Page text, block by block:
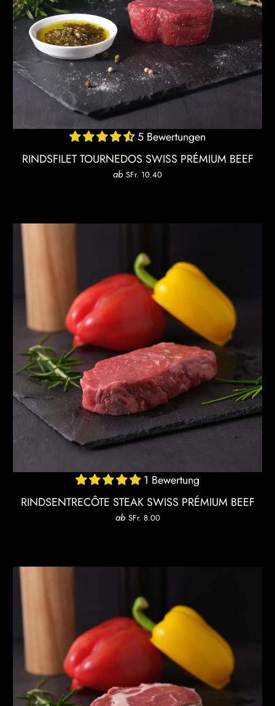
5 Bewertungen
RINDSFILET TOURNEDOS SWISS PRÉMIUM BEEF
ab SFr. 10.40
1 Bewertung
RINDSENTRECÔTE STEAK SWISS PRÉMIUM BEEF
ab SFr. 8.00